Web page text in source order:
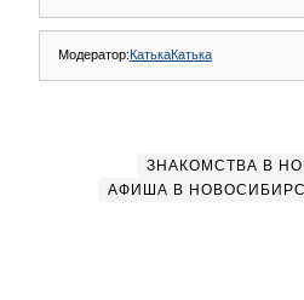
Модератор:КатькаКатька
ЗНАКОМСТВА В
АФИША В